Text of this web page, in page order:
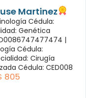
Martinez
Cédula:
Genética
|
Cédula:
Cirugía
Cédula: CED008
805